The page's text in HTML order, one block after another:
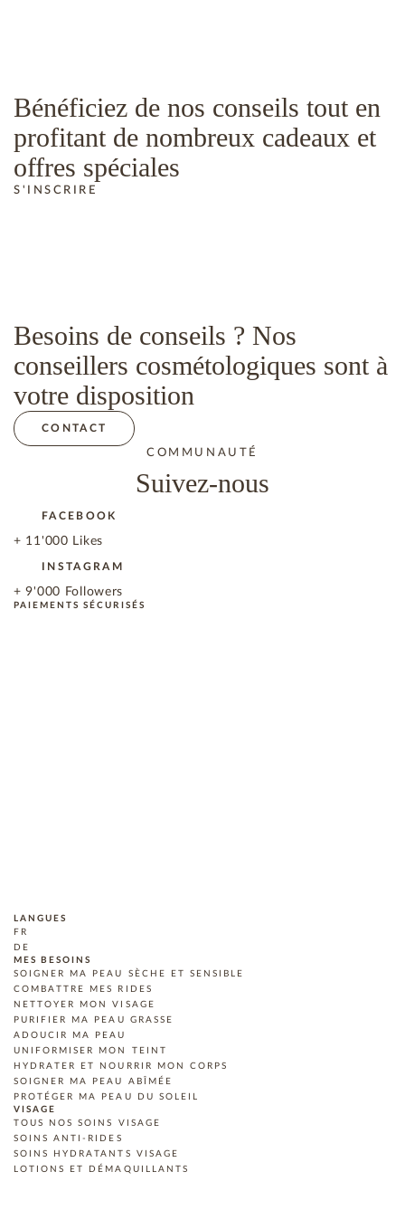
Bénéficiez de nos conseils tout en
profitant de nombreux cadeaux et
offres spéciales
S'INSCRIRE
Besoins de conseils ? Nos
conseillers cosmétologiques sont à
votre disposition
CONTACT
COMMUNAUTÉ
Suivez-nous
FACEBOOK
+ 11'000 Likes
INSTAGRAM
+ 9'000 Followers
PAIEMENTS SÉCURISÉS
LANGUES
FR
DE
MES BESOINS
SOIGNER MA PEAU SÈCHE ET SENSIBLE
COMBATTRE MES RIDES
NETTOYER MON VISAGE
PURIFIER MA PEAU GRASSE
ADOUCIR MA PEAU
UNIFORMISER MON TEINT
HYDRATER ET NOURRIR MON CORPS
SOIGNER MA PEAU ABÎMÉE
PROTÉGER MA PEAU DU SOLEIL
VISAGE
TOUS NOS SOINS VISAGE
SOINS ANTI-RIDES
SOINS HYDRATANTS VISAGE
LOTIONS ET DÉMAQUILLANTS